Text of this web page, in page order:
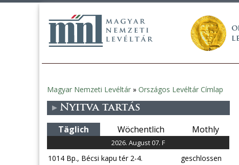
Sie
sind
hier
Magyar Nemzeti Levéltár » Országos Levéltár Címlap
Nyitva tartás
Täglich Wöchentlich Mothly
2026. August 07. F
1014 Bp., Bécsi kapu tér 2-4.
geschlossen